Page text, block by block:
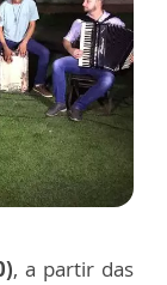
, a partir das